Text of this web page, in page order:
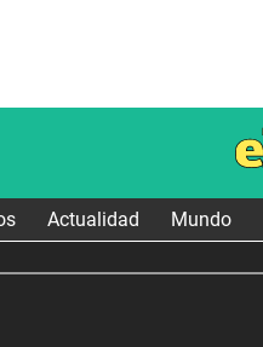
Actualidad Mundo